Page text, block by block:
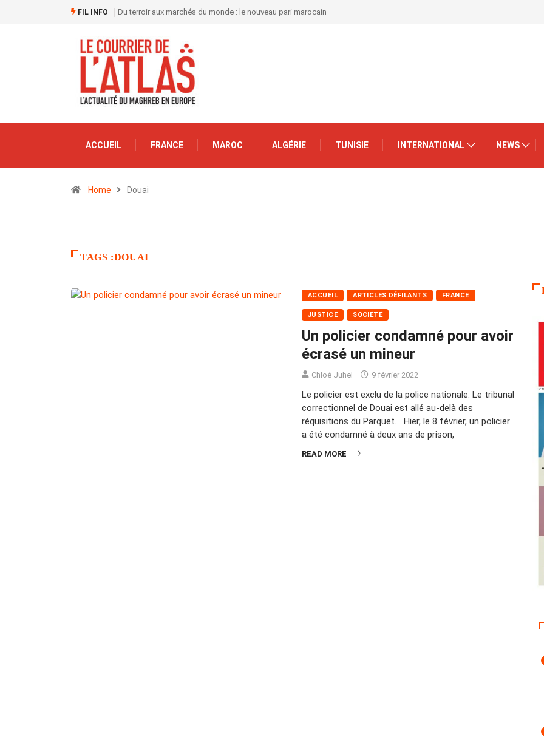
FIL INFO Du terroir aux marchés du monde : le nouveau pari marocain
ACCUEIL FRANCE MAROC ALGÉRIE TUNISIE INTERNATIONAL NEWS
Home Douai
TAGS :DOUAI
ACCUEIL ARTICLES DÉFILANTS FRANCE
JUSTICE SOCIÉTÉ
Un policier condamné pour avoir
écrasé un mineur
Chloé Juhel 9 février 2022
Le policier est exclu de la police nationale. Le tribunal
correctionnel de Douai est allé au-delà des
réquisitions du Parquet. Hier, le 8 février, un policier
a été condamné à deux ans de prison,
READ MORE